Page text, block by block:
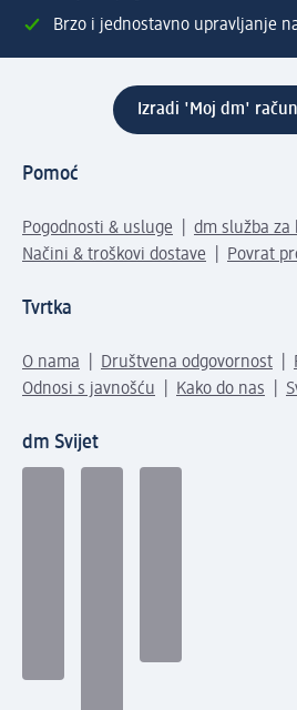
Brzo i jednostavno upravljanje
Izradi 'Moj dm'
Pomoć
Pogodnosti & usluge
dm služba za
Načini & troškovi dostave
Povrat
Tvrtka
O nama Društvena odgovornost
Odnosi s javnošću
Kako do nas
dm Svijet